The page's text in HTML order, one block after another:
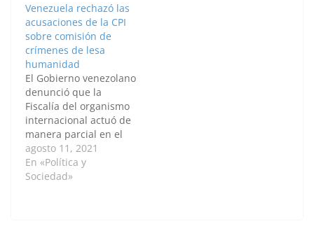
causas en todo el país
en las que se
investigan los delitos
del terrorismo de
Estado, de las cuales
278 se encuentran en…
Venezuela rechazó las
acusaciones de la CPI
sobre comisión de
crímenes de lesa
humanidad
El Gobierno venezolano
denunció que la
Fiscalía del organismo
internacional actuó de
manera parcial en el
caso de su país. Por:
Sammy Palomino Uribe
/ Anadolu Este 12 de
agosto 11, 2021
En «Política y
Sociedad»